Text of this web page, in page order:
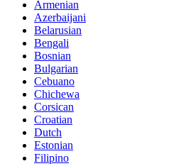
Armenian
Azerbaijani
Belarusian
Bengali
Bosnian
Bulgarian
Cebuano
Chichewa
Corsican
Croatian
Dutch
Estonian
Filipino